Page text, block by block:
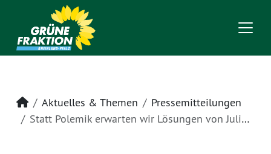
Startseite
Aktuelles & Themen
Pressemitteilungen
Statt Polemik erwarten wir Lösungen von Julia Klöckner